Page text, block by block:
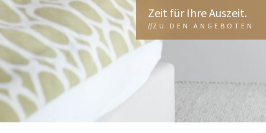
Zeit für Ihre Auszeit.
ZU DEN ANGEBOTEN